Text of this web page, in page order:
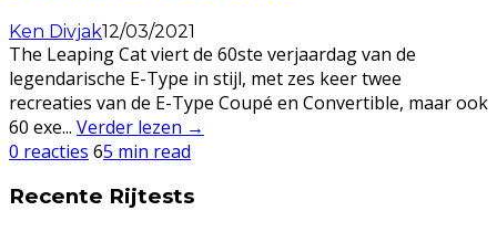
Ken Divjak12/03/2021
The Leaping Cat viert de 60ste verjaardag van de
legendarische E-Type in stijl, met zes keer twee
recreaties van de E-Type Coupé en Convertible, maar ook
60 exe... Verder lezen →
0 reacties 65 min read
Recente Rijtests